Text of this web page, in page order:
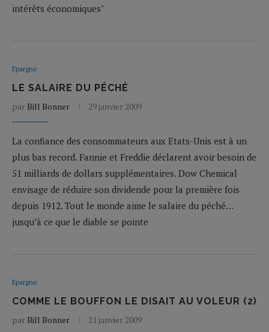
intérêts économiques"
Epargne
LE SALAIRE DU PÉCHÉ
par Bill Bonner 29 janvier 2009
La confiance des consommateurs aux Etats-Unis est à un
plus bas record. Fannie et Freddie déclarent avoir besoin de
51 milliards de dollars supplémentaires. Dow Chemical
envisage de réduire son dividende pour la première fois
depuis 1912. Tout le monde aime le salaire du péché…
jusqu’à ce que le diable se pointe
Epargne
COMME LE BOUFFON LE DISAIT AU VOLEUR (2)
par Bill Bonner 21 janvier 2009